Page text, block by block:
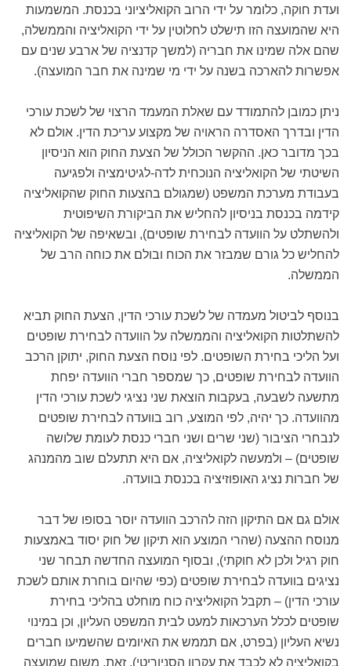
ועדת חוקה, כלומר על ידי הרוב הקואליציוני בכנסת. המשמעות
היא שהמועצה הזו תישלט לחלוטין על ידי הקואליציה והממשלה,
שהם אלה שמינו את חבריה (למשך קדנציה של ארבע שנים עם
אפשרות להארכה בשנה על ידי מי שמינה את חבר המועצה).
ניתן כמובן להתמודד עם שאלת המעמד הרצוי של לשכת עורכי
הדין ובדרך האסדרה הראויה של מקצוע עריכת הדין. אולם לא
בכך מדובר כאן. ההקשר הכולל של הצעת החוק הוא הניסיון
השיטתי של הקואליציה הנוכחית לדה-לגיטימציה ולפגיעה
בעבודת מערכת המשפט (שמגולם בהצעות החוק שהקואליציה
קידמה בכנסת בניסיון להחליש את הביקורת השיפוטית
ולהשתלט על הוועדה לבחירת שופטים), ובשאיפה של הקואליציה
להחליש כל גורם שמבזר את הכוח ובולם את כוחה הרב של
הממשלה.
בנוסף לביטול מעמדה של לשכת עורכי הדין, הצעת החוק תביא
להשתלטות הקואליציה והממשלה על הוועדה לבחירת שופטים
ועל הליכי בחירת השופטים. לפי נוסח הצעת החוק, יתוקן הרכב
הוועדה לבחירת שופטים, כך שמספר חברי הוועדה יפחת
מתשעה לשבעה, בעקבות הוצאת שני נציגי לשכת עורכי הדין
מהוועדה. כך יהיה, לפי המוצע, רוב בוועדה לבחירת שופטים
לנבחרי הציבור (שני שרים ושני חברי כנסת לעומת שלושה
שופטים) – ולמעשה לקואליציה, אם היא תתעלם שוב מהמנהג
של חברות נציג האופוזיציה בכנסת בוועדה.
אולם גם אם התיקון הזה להרכב הוועדה יוסר בסופו של דבר
מנוסח ההצעה (שהרי המוצע הוא תיקון של חוק יסוד באמצעות
חוק רגיל ולכן לא חוקתי), ובסוף המועצה החדשה תבחר שני
נציגים בוועדה לבחירת שופטים (כפי שהיום בוחרת אותם לשכת
עורכי הדין) – תקבל הקואליציה כוח מוחלט בהליכי בחירת
שופטים לכלל הערכאות למעט לבית המשפט העליון, וכן במינוי
נשיא העליון (בפרט, אם תממש את האיומים שהשמיעו חברים
בקואליציה לא לכבד את עקרון הסניוריטי). זאת, משום שמועצה